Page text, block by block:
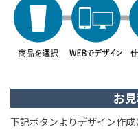
お
下記ボタンよりデザイン作成